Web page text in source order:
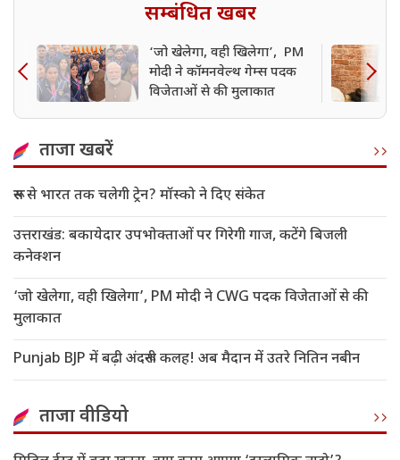
सम्बंधित खबर
‘जो खेलेगा, वही खिलेगा’, PM
मोदी ने कॉमनवेल्थ गेम्स पदक
विजेताओं से की मुलाकात
ताजा खबरें
रूस से भारत तक चलेगी ट्रेन? मॉस्को ने दिए संकेत
उत्तराखंड: बकायेदार उपभोक्ताओं पर गिरेगी गाज, कटेंगे बिजली
कनेक्शन
‘जो खेलेगा, वही खिलेगा’, PM मोदी ने CWG पदक विजेताओं से की
मुलाकात
Punjab BJP में बढ़ी अंदरूनी कलह! अब मैदान में उतरे नितिन नबीन
ताजा वीडियो